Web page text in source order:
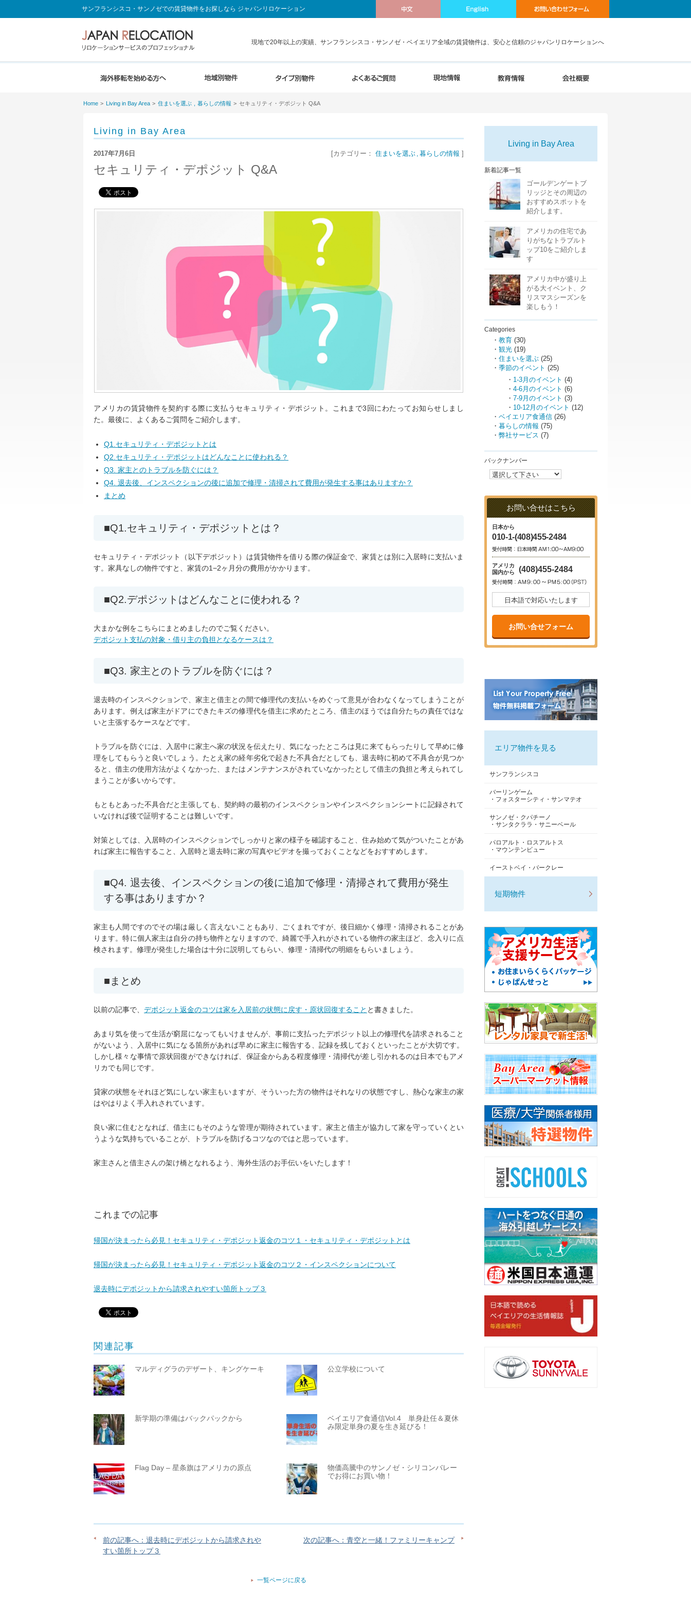
サンフランシスコ・サンノゼでの賃貸物件をお探しなら ジャパンリロケーション
現地で20年以上の実績、サンフランシスコ・サンノゼ・ベイエリア全域の賃貸物件は、安心と信頼のジャパンリロケーションへ
Home Living in Bay Area 住まいを選ぶ 暮らしの情報 セキュリティ・デポジット Q&A
Living in Bay Area
2017年7月6日 [カテゴリー： 住まいを選ぶ 暮らしの情報 ]
セキュリティ・デポジット Q&A
アメリカの賃貸物件を契約する際に支払うセキュリティ・デポジット。これまで3回にわたってお知らせしまし
た。最後に、よくあるご質問をご紹介します。
Q1.セキュリティ・デポジットとは
Q2.セキュリティ・デポジットはどんなことに使われる？
Q3. 家主とのトラブルを防ぐには？
Q4. 退去後、インスペクションの後に追加で修理・清掃されて費用が発生する事はありますか？
まとめ
Q1.セキュリティ・デポジットとは？
セキュリティ・デポジット（以下デポジット）は賃貸物件を借りる際の保証金で、家賃とは別に入居時に支払いま
す。家具なしの物件ですと、家賃の1−2ヶ月分の費用がかかります。
Q2.デポジットはどんなことに使われる？
大まかな例をこちらにまとめましたのでご覧ください。
デポジット支払の対象・借り主の負担となるケースは？
Q3. 家主とのトラブルを防ぐには？
退去時のインスペクションで、家主と借主との間で修理代の支払いをめぐって意見が合わなくなってしまうことが
あります。例えば家主がドアにできたキズの修理代を借主に求めたところ、借主のほうでは自分たちの責任ではな
いと主張するケースなどです。
トラブルを防ぐには、入居中に家主へ家の状況を伝えたり、気になったところは見に来てもらったりして早めに修
理をしてもらうと良いでしょう。たとえ家の経年劣化で起きた不具合だとしても、退去時に初めて不具合が見つか
ると、借主の使用方法がよくなかった、またはメンテナンスがされていなかったとして借主の負担と考えられてし
まうことが多いからです。
もともとあった不具合だと主張しても、契約時の最初のインスペクションやインスペクションシートに記録されて
いなければ後で証明することは難しいです。
対策としては、入居時のインスペクションでしっかりと家の様子を確認すること、住み始めて気がついたことがあ
れば家主に報告すること、入居時と退去時に家の写真やビデオを撮っておくことなどをおすすめします。
Q4. 退去後、インスペクションの後に追加で修理・清掃されて費用が発生
する事はありますか？
家主も人間ですのでその場は厳しく言えないこともあり、ごくまれですが、後日細かく修理・清掃されることがあ
ります。特に個人家主は自分の持ち物件となりますので、綺麗で手入れがされている物件の家主ほど、念入りに点
検されます。修理が発生した場合は十分に説明してもらい、修理・清掃代の明細をもらいましょう。
まとめ
以前の記事で、 デポジット返金のコツは家を入居前の状態に戻す・原状回復すること と書きました。
あまり気を使って生活が窮屈になってもいけませんが、事前に支払ったデポジット以上の修理代を請求されること
がないよう、入居中に気になる箇所があれば早めに家主に報告する、記録を残しておくといったことが大切です。
しかし様々な事情で原状回復ができなければ、保証金からある程度修理・清掃代が差し引かれるのは日本でもアメ
リカでも同じです。
貸家の状態をそれほど気にしない家主もいますが、そういった方の物件はそれなりの状態ですし、熱心な家主の家
はやはりよく手入れされています。
良い家に住むとなれば、借主にもそのような管理が期待されています。家主と借主が協力して家を守っていくとい
うような気持ちでいることが、トラブルを防げるコツなのではと思っています。
家主さんと借主さんの架け橋となれるよう、海外生活のお手伝いをいたします！
これまでの記事
帰国が決まったら必見！セキュリティ・デポジット返金のコツ１・セキュリティ・デポジットとは
帰国が決まったら必見！セキュリティ・デポジット返金のコツ２・インスペクションについて
退去時にデポジットから請求されやすい箇所トップ３
関連記事
マルディグラのデザート、キングケーキ 公立学校について
新学期の準備はバックパックから
ベイエリア食通信Vol.4 単身赴任＆夏休
み限定単身の夏を生き延びる！
Flag Day – 星条旗はアメリカの原点
物価高騰中のサンノゼ・シリコンバレー
でお得にお買い物！
前の記事へ：退去時にデポジットから請求されや
すい箇所トップ３
次の記事へ：青空と一緒！ファミリーキャンプ
一覧ページに戻る
Living in Bay Area
新着記事一覧
ゴールデンゲートブ
リッジとその周辺の
おすすめスポットを
紹介します。
アメリカの住宅であ
りがちなトラブルト
ップ10をご紹介しま
す
アメリカ中が盛り上
がる大イベント、ク
リスマスシーズンを
楽しもう！
Categories
教育 (30)
観光 (19)
住まいを選ぶ (25)
季節のイベント (25)
1-3月のイベント (4)
4-6月のイベント (6)
7-9月のイベント (3)
10-12月のイベント (12)
ベイエリア食通信 (26)
暮らしの情報 (75)
弊社サービス (7)
バックナンバー
お問い合せはこちら
日本から
010-1-(408)455-2484
アメリカ
国内から
(408)455-2484
日本語で対応いたします
お問い合せフォーム
エリア物件を見る
サンフランシスコ
バーリンゲーム
・フォスターシティ・サンマテオ
サンノゼ・クパチーノ
・サンタクララ・サニーベール
パロアルト・ロスアルトス
・マウンテンビュー
イーストベイ・バークレー
短期物件